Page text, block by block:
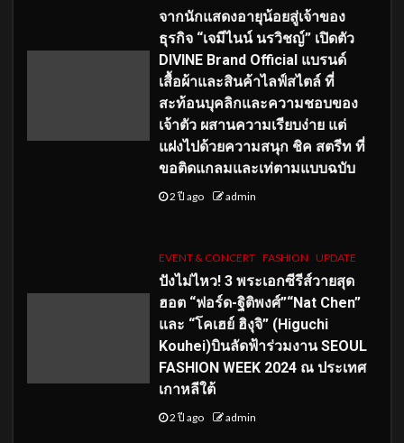
จากนักแสดงอายุน้อยสู่เจ้าของ
ธุรกิจ “เจมีไนน์ นรวิชญ์” เปิดตัว
DIVINE Brand Official แบรนด์
เสื้อผ้าและสินค้าไลฟ์สไตล์ ที่
สะท้อนบุคลิกและความชอบของ
เจ้าตัว ผสานความเรียบง่าย แต่
แฝงไปด้วยความสนุก ชิค สตรีท ที่
ขอติดแกลมและเท่ตามแบบฉบับ
2 ปี ago admin
EVENT & CONCERT FASHION UPDATE
ปังไม่ไหว! 3 พระเอกซีรีส์วายสุด
ฮอต “ฟอร์ด-ฐิติพงศ์”“Nat Chen”
และ “โคเฮย์ ฮิงุจิ” (Higuchi
Kouhei)บินลัดฟ้าร่วมงาน SEOUL
FASHION WEEK 2024 ณ ประเทศ
เกาหลีใต้
2 ปี ago admin